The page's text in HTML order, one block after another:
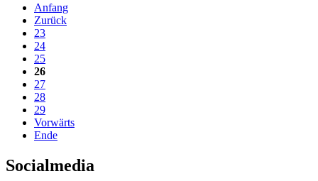
Anfang
Zurück
23
24
25
26
27
28
29
Vorwärts
Ende
Socialmedia